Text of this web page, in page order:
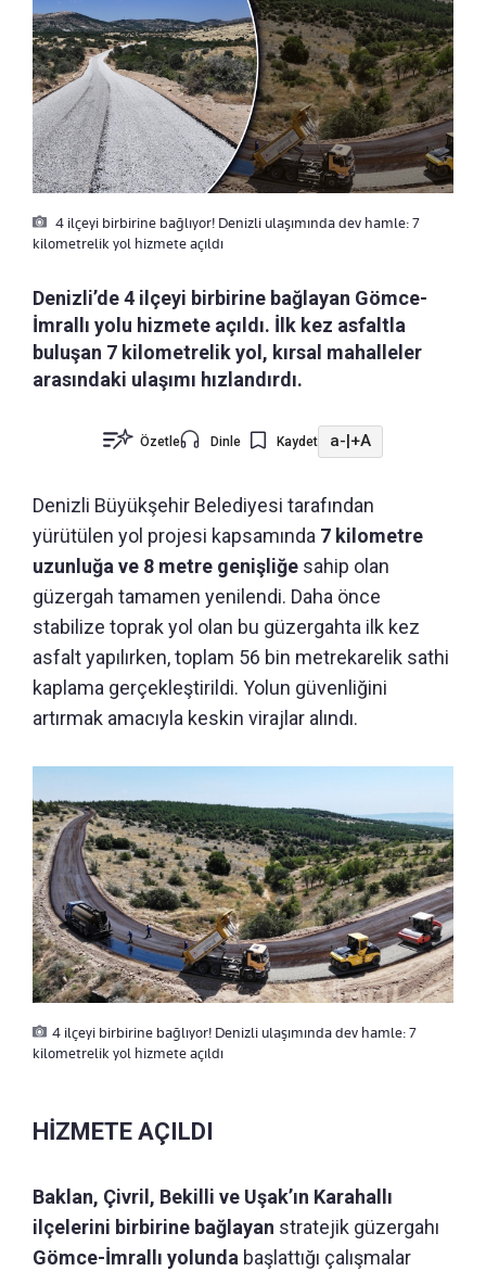
4 ilçeyi birbirine bağlıyor! Denizli ulaşımında dev hamle: 7
kilometrelik yol hizmete açıldı
Denizli’de 4 ilçeyi birbirine bağlayan Gömce-
İmrallı yolu hizmete açıldı. İlk kez asfaltla
buluşan 7 kilometrelik yol, kırsal mahalleler
arasındaki ulaşımı hızlandırdı.
Özetle Dinle Kaydet a-|+A
Denizli Büyükşehir Belediyesi tarafından
yürütülen yol projesi kapsamında 7 kilometre
uzunluğa ve 8 metre genişliğe sahip olan
güzergah tamamen yenilendi. Daha önce
stabilize toprak yol olan bu güzergahta ilk kez
asfalt yapılırken, toplam 56 bin metrekarelik sathi
kaplama gerçekleştirildi. Yolun güvenliğini
artırmak amacıyla keskin virajlar alındı.
4 ilçeyi birbirine bağlıyor! Denizli ulaşımında dev hamle: 7
kilometrelik yol hizmete açıldı
HİZMETE AÇILDI
Baklan, Çivril, Bekilli ve Uşak’ın Karahallı
ilçelerini birbirine bağlayan stratejik güzergahı
Gömce-İmrallı yolunda başlattığı çalışmalar